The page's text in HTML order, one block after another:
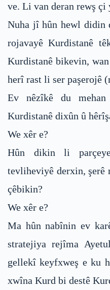
ve. Li van deran rewş çi
Nuha jî hûn hewl didin
rojavayê Kurdistanê
Kurdistanê bikevin,
herî rast li ser paşerojê
Ev nêzîkê du
Kurdistanê dixûn û
We xêr e?
Hûn dikin li
tevliheviyê derxin, şerê
çêbikin?
We xêr e?
Ma hûn nabînin ev
stratejiya rejîma
gellekî keyfxweş e ku
xwîna Kurd bi destê